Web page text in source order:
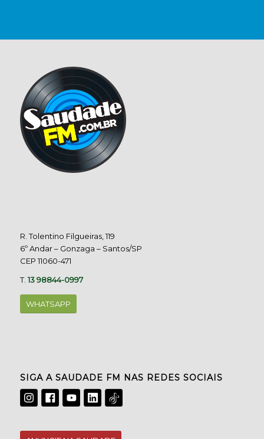
R. Tolentino Filgueiras, 119
6º Andar – Gonzaga – Santos/SP
CEP 11060-471
T.13 98844-0997
WHATSAPP
SIGA A SAUDADE FM NAS REDES SOCIAIS